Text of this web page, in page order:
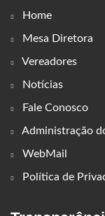
Home
Mesa Diretora
Vereadores
Notícias
Fale Conosco
Administração
WebMail
Política de